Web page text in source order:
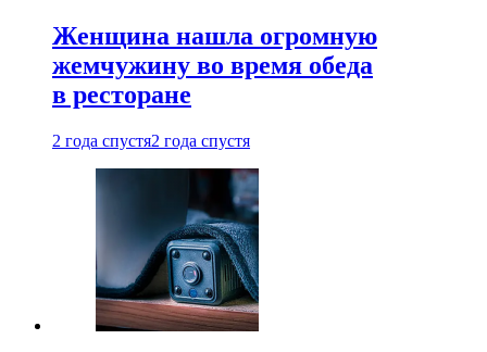
Женщина нашла огромную
жемчужину во время обеда
в ресторане
2 года спустя2 года спустя